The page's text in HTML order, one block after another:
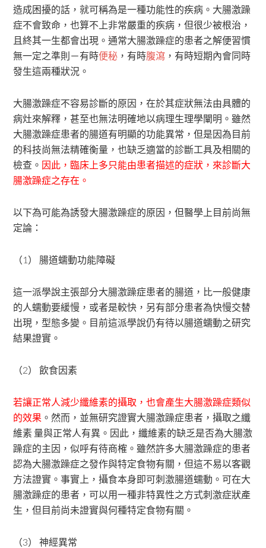
造成困擾的話，就可稱為是一種功能性的疾病。大腸激躁
症不會致命，也算不上非常嚴重的疾病，但很少被根治，
且終其一生都會出現。通常大腸激躁症的患者之解便習慣
無一定之準則－有時便秘 ，有時腹瀉 ，有時短期內會同時
發生這兩種狀況。
大腸激躁症不容易診斷的原因，在於其症狀無法由具體的
病灶來解釋，甚至也無法明確地以病理生理學闡明。雖然
大腸激躁症患者的腸道有明顯的功能異常，但是因為目前
的科技尚無法精確衡量，也缺乏適當的診斷工具及相關的
檢查。 因此，臨床上多只能由患者描述的症狀，來診斷大
腸激躁症之存在。
以下為可能為誘發大腸激躁症的原因，但醫學上目前尚無
定論：
（1） 腸道蠕動功能障礙
這一派學說主張部分大腸激躁症患者的腸道，比一般健康
的人蠕動要緩慢，或者是較快，另有部分患者為快慢交替
出現，型態多變。目前這派學說仍有待以腸道蠕動之研究
結果證實。
（2） 飲食因素
若讓正常人減少纖維素的攝取，也會產生大腸激躁症類似
的效果 。然而，並無研究證實大腸激躁症患者，攝取之纖
維素 量與正常人有異。因此，纖維素的缺乏是否為大腸激
躁症的主因，似呼有待商榷。雖然許多大腸激躁症的患者
認為大腸激躁症之發作與特定食物有關，但這不易以客觀
方法證實。事實上，攝食本身即可刺激腸道蠕動。可在大
腸激躁症的患者，可以用一種非特異性之方式刺激症狀產
生，但目前尚未證實與何種特定食物有關。
（3） 神經異常